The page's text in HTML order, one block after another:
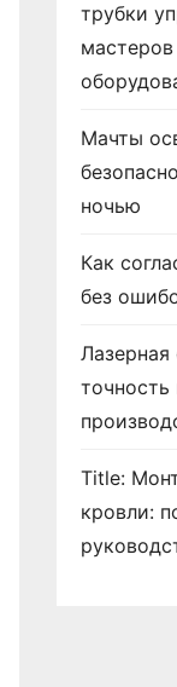
трубки
Мачты
ночью
Как
без
точность
Title:
кровли: